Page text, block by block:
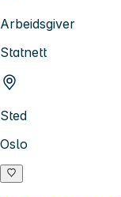
Arbeidsgiver
Statnett
Sted
Oslo